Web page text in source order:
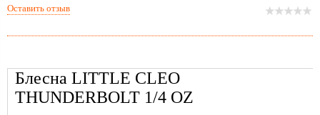
Блесна LITTLE CLEO
THUNDERBOLT 1/4 OZ
Оставить отзыв